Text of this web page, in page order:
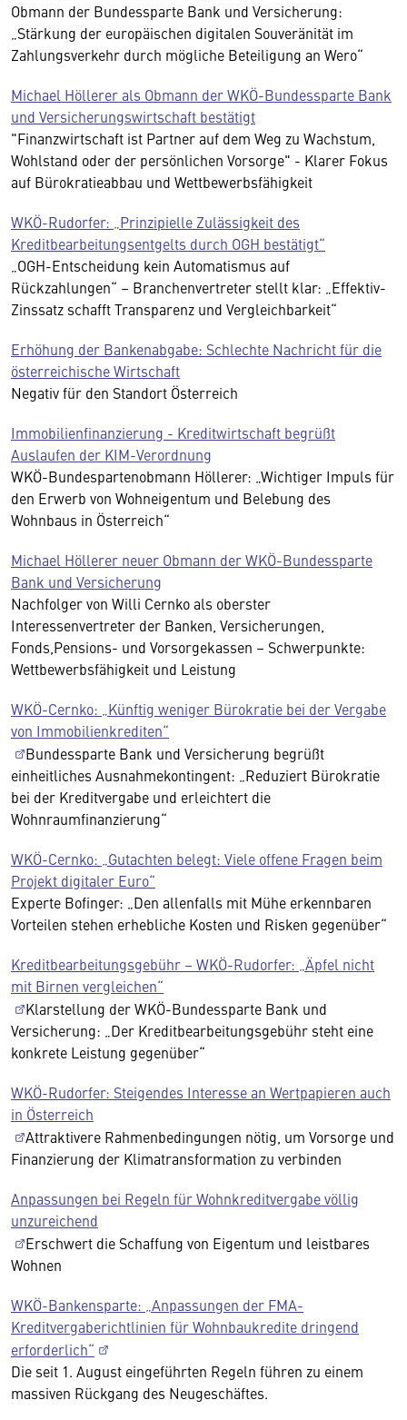
Obmann der Bundessparte Bank und Versicherung:
„Stärkung der europäischen digitalen Souveränität im
Zahlungsverkehr durch mögliche Beteiligung an Wero“
Michael Höllerer als Obmann der WKÖ-Bundessparte Bank
und Versicherungswirtschaft bestätigt
"Finanzwirtschaft ist Partner auf dem Weg zu Wachstum,
Wohlstand oder der persönlichen Vorsorge" - Klarer Fokus
auf Bürokratieabbau und Wettbewerbsfähigkeit
WKÖ-Rudorfer: „Prinzipielle Zulässigkeit des
Kreditbearbeitungsentgelts durch OGH bestätigt“
„OGH-Entscheidung kein Automatismus auf
Rückzahlungen“ – Branchenvertreter stellt klar: „Effektiv-
Zinssatz schafft Transparenz und Vergleichbarkeit“
Erhöhung der Bankenabgabe: Schlechte Nachricht für die
österreichische Wirtschaft
Negativ für den Standort Österreich
Immobilienfinanzierung - Kreditwirtschaft begrüßt
Auslaufen der KIM-Verordnung
WKÖ-Bundespartenobmann Höllerer: „Wichtiger Impuls für
den Erwerb von Wohneigentum und Belebung des
Wohnbaus in Österreich“
Michael Höllerer neuer Obmann der WKÖ-Bundes­sparte
Bank und Versicherung
Nachfolger von Willi Cernko als oberster
Interessenvertreter der Banken, Versicherungen,
Fonds,Pensions- und Vorsorgekassen – Schwerpunkte:
Wettbewerbsfähigkeit und Leistung
WKÖ-Cernko: „Künftig weniger Bürokratie bei der Vergabe
von Immobilienkrediten“
Bundessparte Bank und Versicherung begrüßt
einheitliches Ausnahmekontingent: „Reduziert Bürokratie
bei der Kreditvergabe und erleichtert die
Wohnraumfinanzierung“
WKÖ-Cernko: „Gutachten belegt: Viele offene Fragen beim
Projekt digitaler Euro“
Experte Bofinger: „Den allenfalls mit Mühe erkennbaren
Vorteilen stehen erhebliche Kosten und Risken gegenüber“
Kreditbearbeitungsgebühr – WKÖ-Rudorfer: „Äpfel nicht
mit Birnen vergleichen“
Klarstellung der WKÖ-Bundessparte Bank und
Versicherung: „Der Kreditbearbeitungsgebühr steht eine
konkrete Leistung gegenüber“
WKÖ-Rudorfer: Steigendes Interesse an Wertpapieren auch
in Österreich
Attraktivere Rahmenbedingungen nötig, um Vorsorge und
Finanzierung der Klimatransformation zu verbinden
Anpassungen bei Regeln für Wohnkreditvergabe völlig
unzureichend
Erschwert die Schaffung von Eigentum und leistbares
Wohnen
WKÖ-Bankensparte: „Anpassungen der FMA-
Kreditvergaberichtlinien für Wohnbaukredite dringend
erforderlich“
Die seit 1. August eingeführten Regeln führen zu einem
massiven Rückgang des Neugeschäftes.